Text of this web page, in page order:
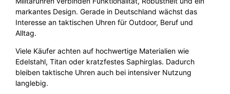
markantes Design. Gerade in Deutschland wächst das
Interesse an taktischen Uhren für Outdoor, Beruf und
Alltag.
Viele Käufer achten auf hochwertige Materialien wie
Edelstahl, Titan oder kratzfestes Saphirglas. Dadurch
bleiben taktische Uhren auch bei intensiver Nutzung
langlebig.